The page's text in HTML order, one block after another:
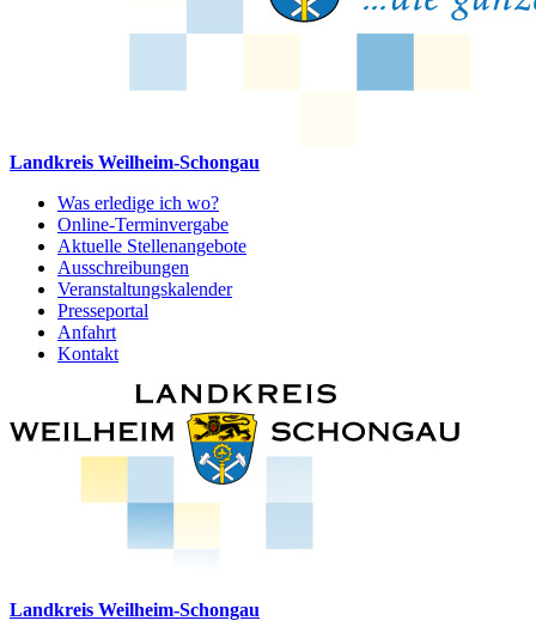
Landkreis Weilheim-Schongau
Was erledige ich wo?
Online-Terminvergabe
Aktuelle Stellenangebote
Ausschreibungen
Veranstaltungskalender
Presseportal
Anfahrt
Kontakt
Landkreis Weilheim-Schongau